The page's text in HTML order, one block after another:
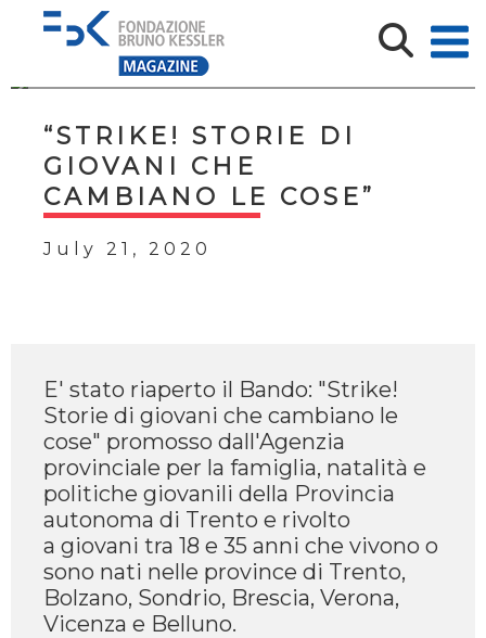
“STRIKE! STORIE DI
GIOVANI CHE
CAMBIANO LE COSE”
July 21, 2020
E' stato riaperto il Bando: "Strike!
Storie di giovani che cambiano le
cose" promosso dall'Agenzia
provinciale per la famiglia, natalità e
politiche giovanili della Provincia
autonoma di Trento e rivolto
a giovani tra 18 e 35 anni che vivono o
sono nati nelle province di Trento,
Bolzano, Sondrio, Brescia, Verona,
Vicenza e Belluno.